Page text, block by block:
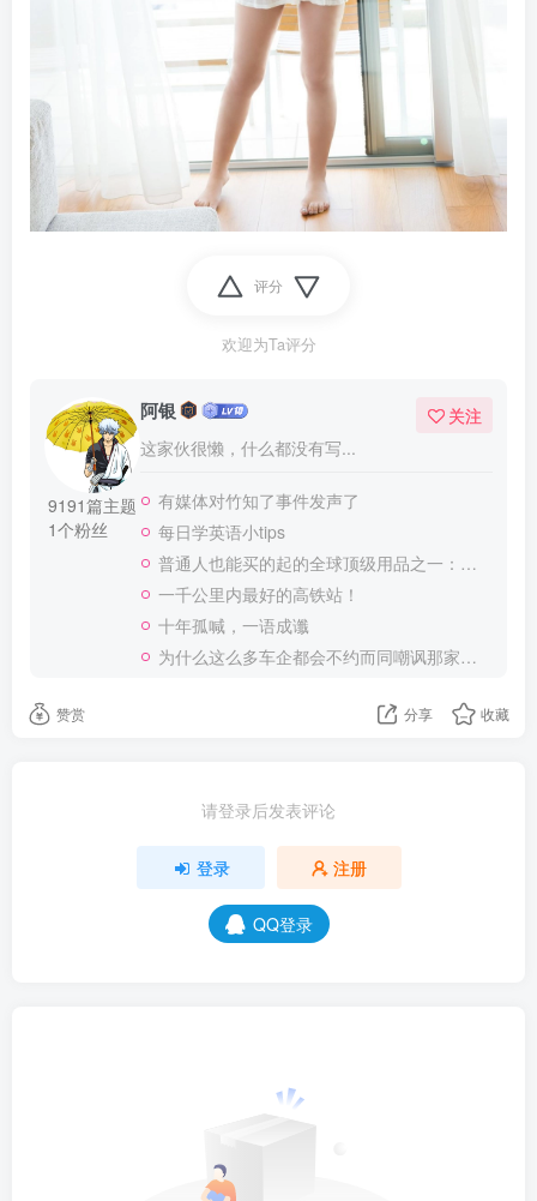
评分
欢迎为Ta评分
9191篇主题
1个粉丝
阿银
这家伙很懒，什么都没有写...
关注
有媒体对竹知了事件发声了
每日学英语小tips
普通人也能买的起的全球顶级用品之一：WD-40润滑除锈剂！
一千公里内最好的高铁站！
十年孤喊，一语成谶
为什么这么多车企都会不约而同嘲讽那家说不得的车企？
赞赏 分享 收藏
请登录后发表评论
登录 注册
QQ登录